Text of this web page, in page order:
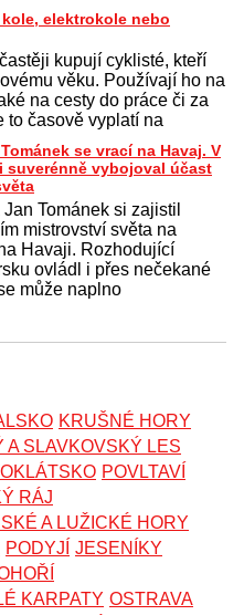
elektrokole nebo
kupují cyklisté, kteří
věku. Používají ho na
na cesty do práce či za
to časově vyplatí na
se vrací na Havaj. V
suverénně vybojoval účast
Tománek si zajistil
mistrovství světa na
Havaji. Rozhodující
ovládl i přes nečekané
může naplno
KRUŠNÉ HORY
A SLAVKOVSKÝ LES
POVLTAVÍ
RÁJ
A LUŽICKÉ HORY
PODYJÍ JESENÍKY
KARPATY OSTRAVA